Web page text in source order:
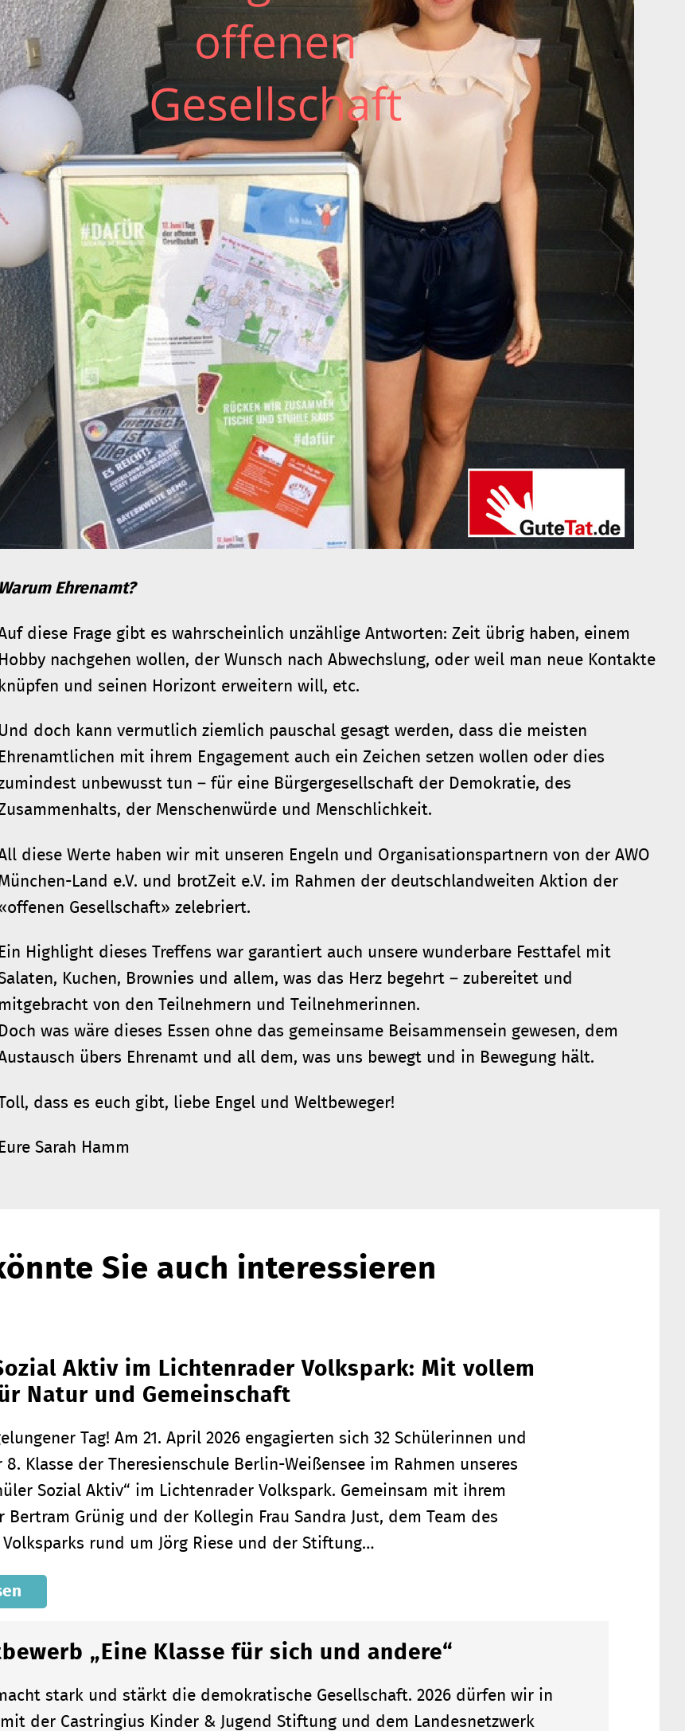
Warum Ehrenamt?
diese Frage gibt es wahrscheinlich unzählige Antworten: Zeit übrig haben, einem
Hobby nachgehen wollen, der Wunsch nach Abwechslung, oder weil man neue Kontakte
knüpfen und seinen Horizont erweitern will, etc.
doch kann vermutlich ziemlich pauschal gesagt werden, dass die meisten
Ehrenamtlichen mit ihrem Engagement auch ein Zeichen setzen wollen oder dies
unbewusst tun – für eine Bürgergesellschaft der Demokratie, des
der Menschenwürde und Menschlichkeit.
diese Werte haben wir mit unseren Engeln und Organisationspartnern von der AWO
Land e.V. und brotZeit e.V. im Rahmen der deutschlandweiten Aktion der
Gesellschaft» zelebriert.
Ein Highlight dieses Treffens war garantiert auch unsere wunderbare Festtafel mit
Kuchen, Brownies und allem, was das Herz begehrt – zubereitet und
mitgebracht von den Teilnehmern und Teilnehmerinnen.
Doch was wäre dieses Essen ohne das gemeinsame Beisammensein gewesen, dem
übers Ehrenamt und all dem, was uns bewegt und in Bewegung hält.
dass es euch gibt, liebe Engel und Weltbeweger!
Eure Sarah Hamm
Sie auch interessieren
Aktiv im Lichtenrader Volkspark: Mit vollem
Natur und Gemeinschaft
Tag! Am 21. April 2026 engagierten sich 32 Schülerinnen und
8. Klasse der Theresienschule Berlin-Weißensee im Rahmen unseres
Sozial Aktiv“ im Lichtenrader Volkspark. Gemeinsam mit ihrem
Bertram Grünig und der Kollegin Frau Sandra Just, dem Team des
Volksparks rund um Jörg Riese und der Stiftung…
„Eine Klasse für sich und andere“
stark und stärkt die demokratische Gesellschaft. 2026 dürfen wir in
der Castringius Kinder & Jugend Stiftung und dem Landesnetzwerk